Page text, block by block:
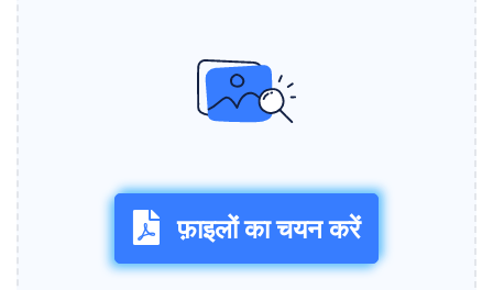
फ़ाइलों का चयन करें